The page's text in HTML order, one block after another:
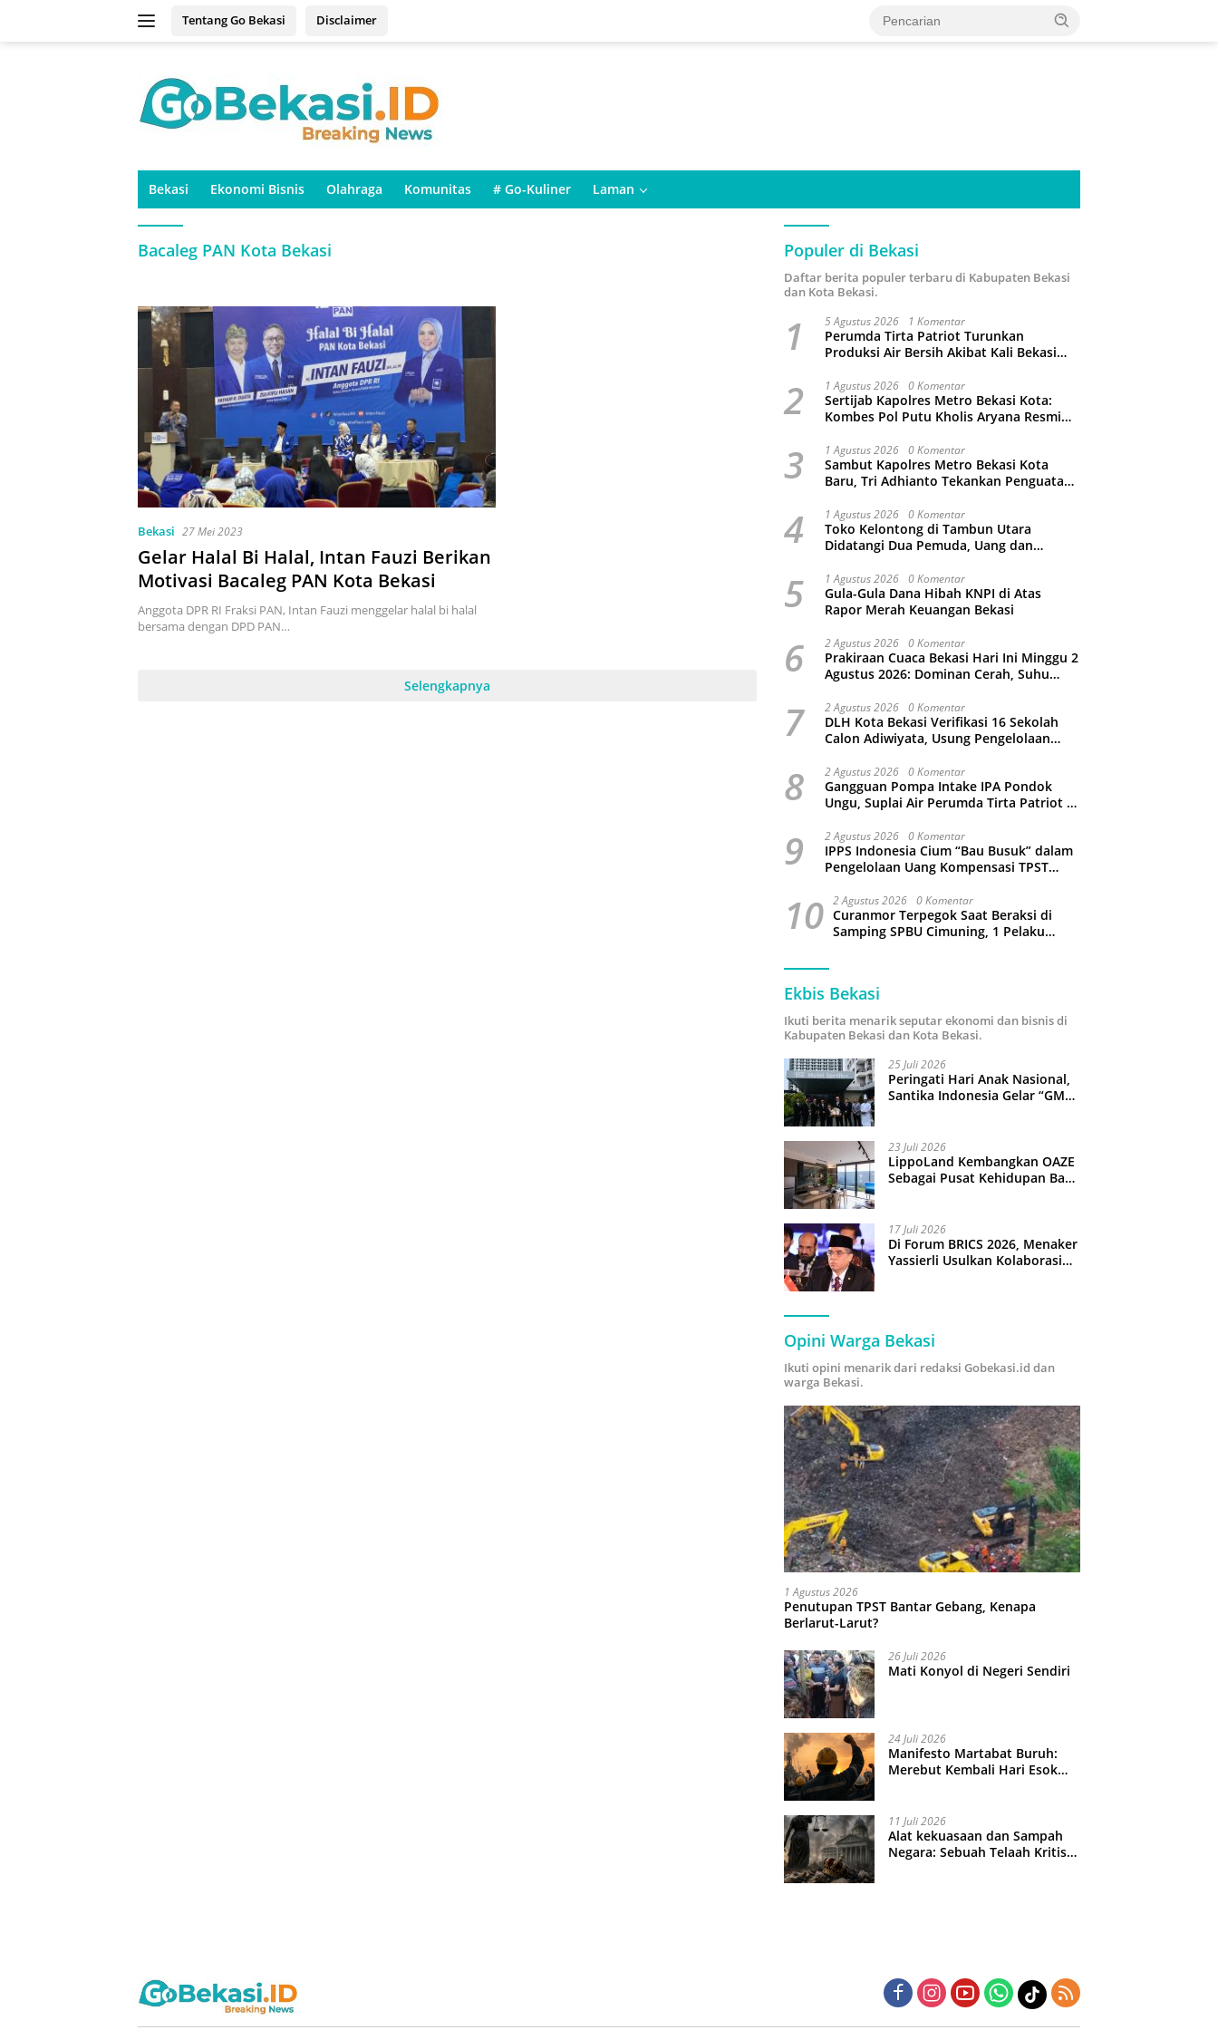
Tentang Go Bekasi Disclaimer
Bekasi Ekonomi Bisnis Olahraga Komunitas # Go-Kuliner Laman
Bacaleg PAN Kota Bekasi
Bekasi 27 Mei 2023
Gelar Halal Bi Halal, Intan Fauzi Berikan
Motivasi Bacaleg PAN Kota Bekasi
Anggota DPR RI Fraksi PAN, Intan Fauzi menggelar halal bi halal
bersama dengan DPD PAN…
Selengkapnya
Populer di Bekasi
Daftar berita populer terbaru di Kabupaten Bekasi
dan Kota Bekasi.
1 5 Agustus 2026 1 Komentar
Perumda Tirta Patriot Turunkan
Produksi Air Bersih Akibat Kali Bekasi
2 1 Agustus 2026 0 Komentar
Sertijab Kapolres Metro Bekasi Kota:
Kombes Pol Putu Kholis Aryana Resmi
Bintoro
3 1 Agustus 2026 0 Komentar
Sambut Kapolres Metro Bekasi Kota
Baru, Tri Adhianto Tekankan Penguatan
4 1 Agustus 2026 0 Komentar
Toko Kelontong di Tambun Utara
Didatangi Dua Pemuda, Uang dan
5 1 Agustus 2026 0 Komentar
Gula-Gula Dana Hibah KNPI di Atas
Rapor Merah Keuangan Bekasi
6 2 Agustus 2026 0 Komentar
Prakiraan Cuaca Bekasi Hari Ini Minggu 2
Agustus 2026: Dominan Cerah, Suhu
7 2 Agustus 2026 0 Komentar
DLH Kota Bekasi Verifikasi 16 Sekolah
Calon Adiwiyata, Usung Pengelolaan
8 2 Agustus 2026 0 Komentar
Gangguan Pompa Intake IPA Pondok
Ungu, Suplai Air Perumda Tirta Patriot di
9 2 Agustus 2026 0 Komentar
IPPS Indonesia Cium “Bau Busuk” dalam
Pengelolaan Uang Kompensasi TPST
10 2 Agustus 2026 0 Komentar
Curanmor Terpegok Saat Beraksi di
Samping SPBU Cimuning, 1 Pelaku
Ekbis Bekasi
Ikuti berita menarik seputar ekonomi dan bisnis di
Kabupaten Bekasi dan Kota Bekasi.
25 Juli 2026
Peringati Hari Anak Nasional,
Santika Indonesia Gelar “GM
23 Juli 2026
LippoLand Kembangkan OAZE
Sebagai Pusat Kehidupan Baru
17 Juli 2026
Di Forum BRICS 2026, Menaker
Yassierli Usulkan Kolaborasi
Opini Warga Bekasi
Ikuti opini menarik dari redaksi Gobekasi.id dan
warga Bekasi.
1 Agustus 2026
Penutupan TPST Bantar Gebang, Kenapa
Berlarut-Larut?
26 Juli 2026
Mati Konyol di Negeri Sendiri
24 Juli 2026
Manifesto Martabat Buruh:
Merebut Kembali Hari Esok
11 Juli 2026
Alat kekuasaan dan Sampah
Negara: Sebuah Telaah Kritis